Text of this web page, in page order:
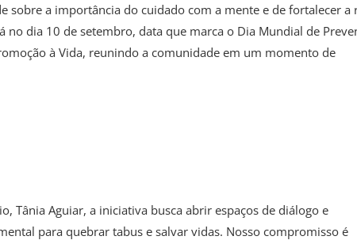
sobre a importância do cuidado com a mente e de fortalecer a
dia 10 de setembro, data que marca o Dia Mundial de
à Vida, reunindo a comunidade em um momento de
Tânia Aguiar, a iniciativa busca abrir espaços de diálogo e
para quebrar tabus e salvar vidas. Nosso compromisso é